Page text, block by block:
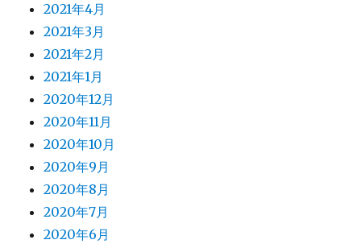
2021年4月
2021年3月
2021年2月
2021年1月
2020年12月
2020年11月
2020年10月
2020年9月
2020年8月
2020年7月
2020年6月